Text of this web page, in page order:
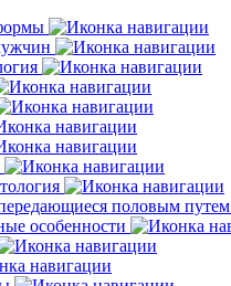
половым путем
особенности